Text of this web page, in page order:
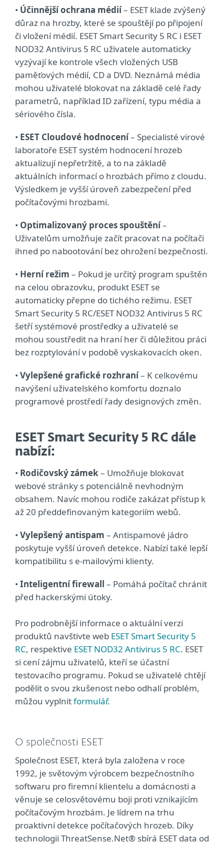
• Účinnější ochrana médií– ESET klade zvýšený
důraz na hrozby, které se spouštějí po připojení
či vložení médií. ESET Smart Security 5 RC i ESET
NOD32 Antivirus 5 RC uživatele automaticky
vyzývají ke kontrole všech vložených USB
paměťových médií, CD a DVD. Neznámá média
mohou uživatelé blokovat na základě celé řady
parametrů, například ID zařízení, typu média a
sériového čísla.
• ESET Cloudové hodnocení– Specialisté virové
laboratoře ESET systém hodnocení hrozeb
aktualizují nepřetržitě, a to na základě
aktuálních informací o hrozbách přímo z cloudu.
Výsledkem je vyšší úroveň zabezpečení před
počítačovými hrozbami.
• Optimalizovaný proces spouštění–
Uživatelům umožňuje začít pracovat na počítači
ihned po nabootování bez ohrožení bezpečnosti.
• Herní režim – Pokud je určitý program spuštěn
na celou obrazovku, produkt ESET se
automaticky přepne do tichého režimu. ESET
Smart Security 5 RC/ESET NOD32 Antivirus 5 RC
šetří systémové prostředky a uživatelé se
mohou soustředit na hraní her či důležitou práci
bez rozptylování v podobě vyskakovacích oken.
• Vylepšené grafické rozhraní– K celkovému
navýšení uživatelského komfortu doznalo
programové prostředí řady designových změn.
ESET Smart Security 5 RC dále
nabízí:
• Rodičovský zámek– Umožňuje blokovat
webové stránky s potenciálně nevhodným
obsahem. Navíc mohou rodiče zakázat přístup k
až 20 předdefinovaným kategoriím webů.
• Vylepšený antispam – Antispamové jádro
poskytuje vyšší úroveň detekce. Nabízí také lepší
kompatibilitu s e-mailovými klienty.
• Inteligentní firewall – Pomáhá počítač chránit
před hackerskými útoky.
Pro podrobnější informace o aktuální verzi
produktů navštivte web ESET Smart Security 5
RC, respektive ESET NOD32 Antivirus 5 RC. ESET
si cení zájmu uživatelů, kteří se účastní
testovacího programu. Pokud se uživatelé chtějí
podělit o svou zkušenost nebo odhalí problém,
můžou vyplnitformulář.
O společnosti ESET
Společnost ESET, která byla založena v roce
1992, je světovým výrobcem bezpečnostního
softwaru pro firemní klientelu a domácnosti a
věnuje se celosvětovému boji proti vznikajícím
počítačovým hrozbám. Je lídrem na trhu
proaktivní detekce počítačových hrozeb. Díky
technologii ThreatSense.Net® sbírá ESET data od